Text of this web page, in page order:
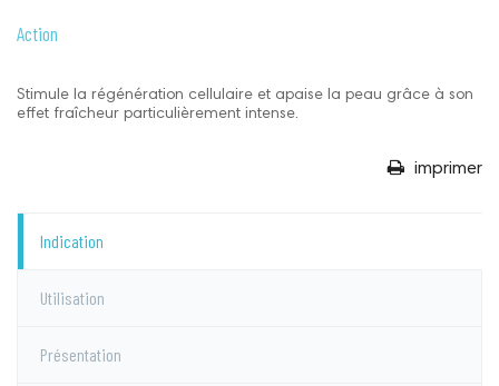
Action
Stimule la régénération cellulaire et apaise la peau grâce à son
effet fraîcheur particulièrement intense.
imprimer
Indication
Utilisation
Présentation